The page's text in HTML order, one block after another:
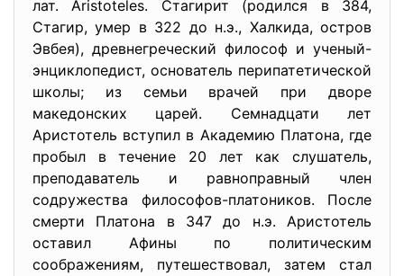
лат. Aristoteles. Стагирит (родился в 384,
Стагир, умер в 322 до н.э., Халкида, остров
Эвбея), древнегреческий философ и ученый-
энциклопедист, основатель перипатетической
школы; из семьи врачей при дворе
македонских царей. Семнадцати лет
Аристотель вступил в Академию Платона, где
пробыл в течение 20 лет как слушатель,
преподаватель и равноправный член
содружества философов-платоников. После
смерти Платона в 347 до н.э. Аристотель
оставил Афины по политическим
соображениям, путешествовал, затем стал